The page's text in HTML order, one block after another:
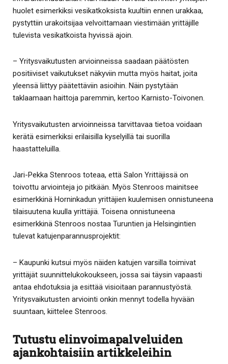
huolet esimerkiksi vesikatkoksista kuultiin ennen urakkaa,
pystyttiin urakoitsijaa velvoittamaan viestimään yrittäjille
tulevista vesikatkoista hyvissä ajoin.
– Yritysvaikutusten arvioinneissa saadaan päätösten
positiiviset vaikutukset näkyviin mutta myös haitat, joita
yleensä liittyy päätettäviin asioihin. Näin pystytään
taklaamaan haittoja paremmin, kertoo Karnisto-Toivonen.
Yritysvaikutusten arvioinneissa tarvittavaa tietoa voidaan
kerätä esimerkiksi erilaisilla kyselyillä tai suorilla
haastatteluilla.
Jari-Pekka Stenroos toteaa, että Salon Yrittäjissä on
toivottu arviointeja jo pitkään. Myös Stenroos mainitsee
esimerkkinä Horninkadun yrittäjien kuulemisen onnistuneena
tilaisuutena kuulla yrittäjiä. Toisena onnistuneena
esimerkkinä Stenroos nostaa Turuntien ja Helsingintien
tulevat katujenparannusprojektit:
– Kaupunki kutsui myös näiden katujen varsilla toimivat
yrittäjät suunnittelukokoukseen, jossa sai täysin vapaasti
antaa ehdotuksia ja esittää visioitaan parannustyöstä.
Yritysvaikutusten arviointi onkin mennyt todella hyvään
suuntaan, kiittelee Stenroos.
Tutustu elinvoimapalveluiden
ajankohtaisiin artikkeleihin